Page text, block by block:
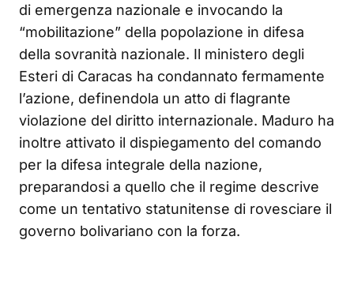
di emergenza nazionale e invocando la
“mobilitazione” della popolazione in difesa
della sovranità nazionale. Il ministero degli
Esteri di Caracas ha condannato fermamente
l’azione, definendola un atto di flagrante
violazione del diritto internazionale. Maduro ha
inoltre attivato il dispiegamento del comando
per la difesa integrale della nazione,
preparandosi a quello che il regime descrive
come un tentativo statunitense di rovesciare il
governo bolivariano con la forza.